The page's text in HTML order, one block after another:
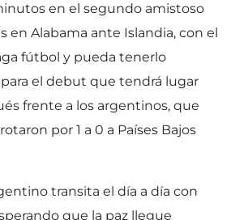
en el segundo amistoso
en Alabama ante Islandia, con el
fútbol y pueda tenerlo
el debut que tendrá lugar
frente a los argentinos, que
por 1 a 0 a Países Bajos
transita el día a día con
que la paz llegue